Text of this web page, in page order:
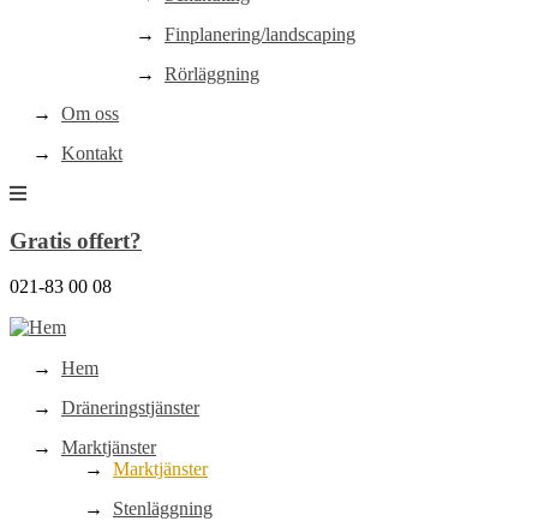
Finplanering/landscaping
Rörläggning
Om oss
Kontakt
Gratis offert?
021-83 00 08
Hem
Dräneringstjänster
Marktjänster
Marktjänster
Stenläggning